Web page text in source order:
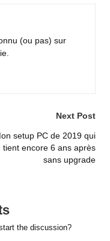
(ou pas) sur
Next Post
setup PC de 2019 qui
tient encore 6 ans après
sans upgrade
the discussion?